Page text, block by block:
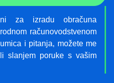
za izradu obračuna
računovodstvenom
i pitanja, možete me
slanjem poruke s vašim